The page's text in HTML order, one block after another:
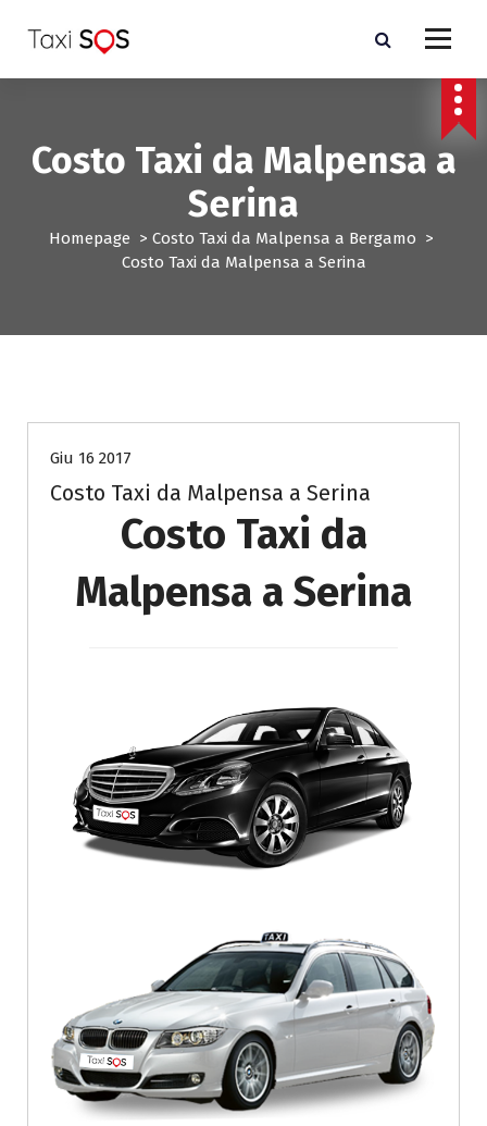
a
Costo Taxi da Malpensa a
Serina
Homepage > Costo Taxi da Malpensa a Bergamo >
Costo Taxi da Malpensa a Serina
Giu 16 2017
Costo Taxi da Malpensa a Serina
Costo Taxi da
Malpensa a Serina